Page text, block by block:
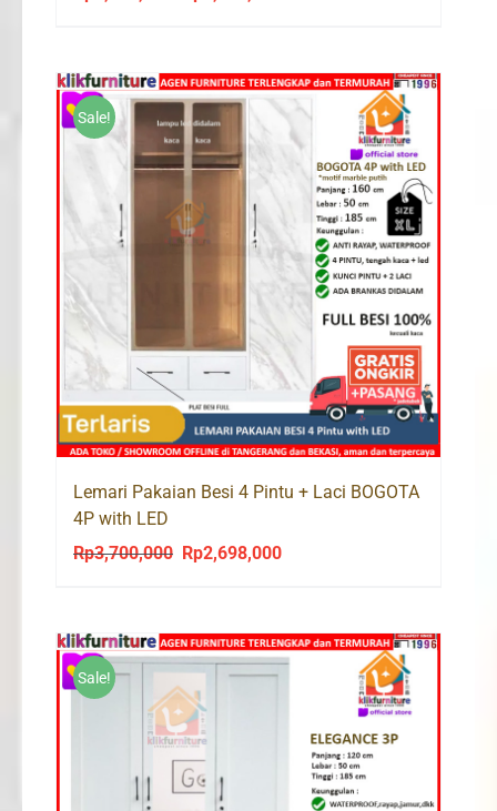
Rp4,700,000. Rp3,390,000.
Sale!
Lemari Pakaian Besi 4 Pintu + Laci BOGOTA
4P with LED
Rp3,700,000
Original
Rp3,700,000.
Rp2,698,000Current
Rp2,698,000.
Sale!